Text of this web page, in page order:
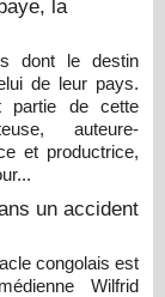
la
dont le destin
de leur pays.
partie de cette
auteure-
et productrice,
un accident
congolais est
Wilfrid